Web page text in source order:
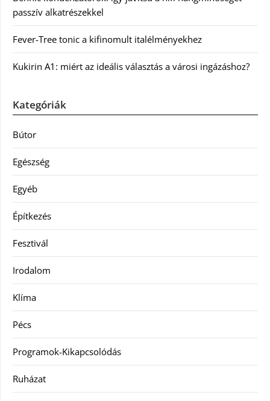
passzív alkatrészekkel
Fever-Tree tonic a kifinomult italélményekhez
Kukirin A1: miért az ideális választás a városi ingázáshoz?
Kategóriák
Bútor
Egészség
Egyéb
Építkezés
Fesztivál
Irodalom
Klíma
Pécs
Programok-Kikapcsolódás
Ruházat